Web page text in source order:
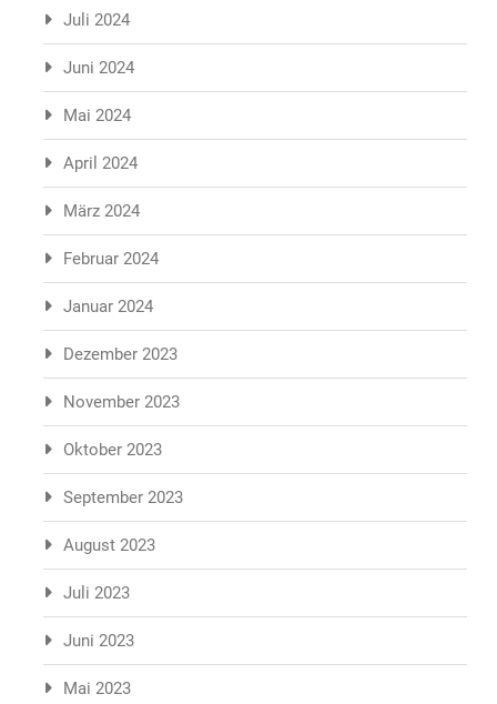
Juli 2024
Juni 2024
Mai 2024
April 2024
März 2024
Februar 2024
Januar 2024
Dezember 2023
November 2023
Oktober 2023
September 2023
August 2023
Juli 2023
Juni 2023
Mai 2023